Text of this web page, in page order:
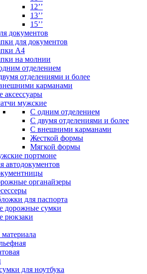
12’’
13’’
15’’
документов
для документов
А4
на молнии
отделением
отделениями и более
карманами
аксессуары
мужские
С одним отделением
С двумя отделениями и более
С внешними карманами
Жесткой формы
Мягкой формы
портмоне
автодокументов
органайзеры
для паспорта
дорожные сумки
рюкзаки
для ноутбука